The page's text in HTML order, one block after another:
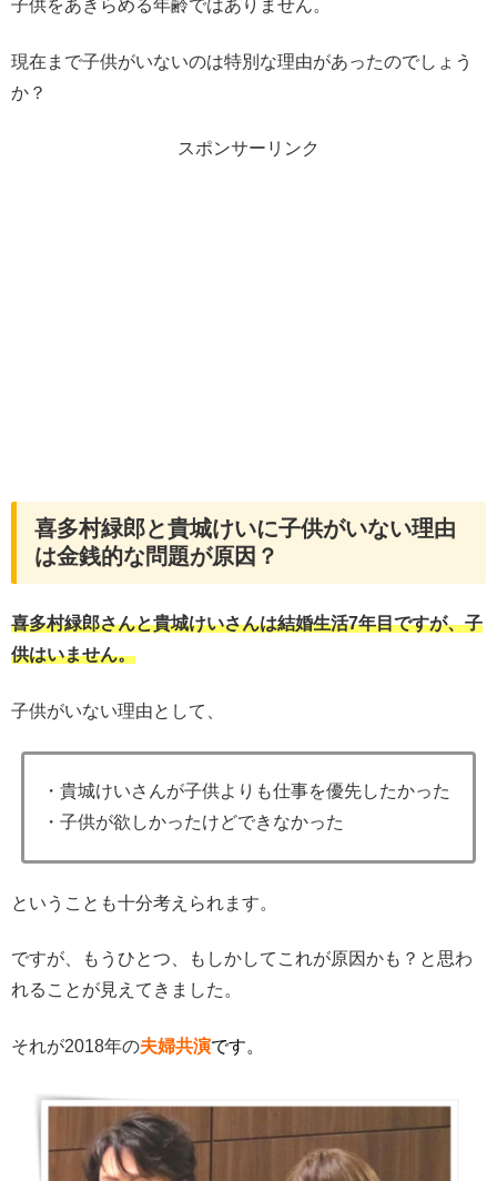
子供をあきらめる年齢ではありません。
現在まで子供がいないのは特別な理由があったのでしょう
か？
スポンサーリンク
喜多村緑郎と貴城けいに子供がいない理由
は金銭的な問題が原因？
喜多村緑郎さんと貴城けいさんは結婚生活7年目ですが、子
供はいません。
子供がいない理由として、
・貴城けいさんが子供よりも仕事を優先したかった
・子供が欲しかったけどできなかった
ということも十分考えられます。
ですが、もうひとつ、もしかしてこれが原因かも？と思わ
れることが見えてきました。
それが2018年の夫婦共演です。